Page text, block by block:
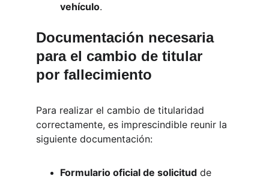
vehículo.
Documentación necesaria
para el cambio de titular
por fallecimiento
Para realizar el cambio de titularidad
correctamente, es imprescindible reunir la
siguiente documentación:
Formulario oficial de solicitud de